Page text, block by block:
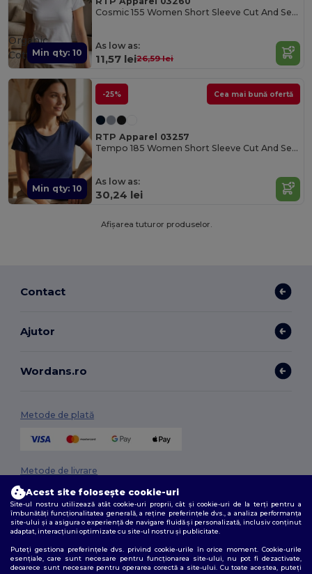
Min qty: 10
Cosmic 155 Women Short Sleeve Cut And Sewn Tricou
As low as:
11,57 lei26,59 lei
Min qty: 10
Organic
Cotton
-25% Cea mai bună ofertă
RTP Apparel 03257
Tempo 185 Women Short Sleeve Cut And Sewn Tricou
As low as:
30,24 lei
Afișarea tuturor produselor.
Contact
Ajutor
Wordans.ro
Metode de plată
Metode de livrare
Acest site folosește cookie-uri
Site-ul nostru utilizează atât cookie-uri proprii, cât și cookie-uri de la terți pentru a
îmbunătăți funcționalitatea generală, a reține preferințele dvs., a analiza performanța
site-ului și a asigura o experiență de navigare fluidă și personalizată, inclusiv conținut
adaptat, interacțiuni optimizate cu site-ul nostru și publicitate.
Puteți gestiona preferințele dvs. privind cookie-urile în orice moment. Cookie-urile
esențiale, care sunt necesare pentru funcționarea site-ului, nu pot fi dezactivate,
deoarece sunt necesare pentru operarea corectă a site-ului. Cu toate acestea, puteți